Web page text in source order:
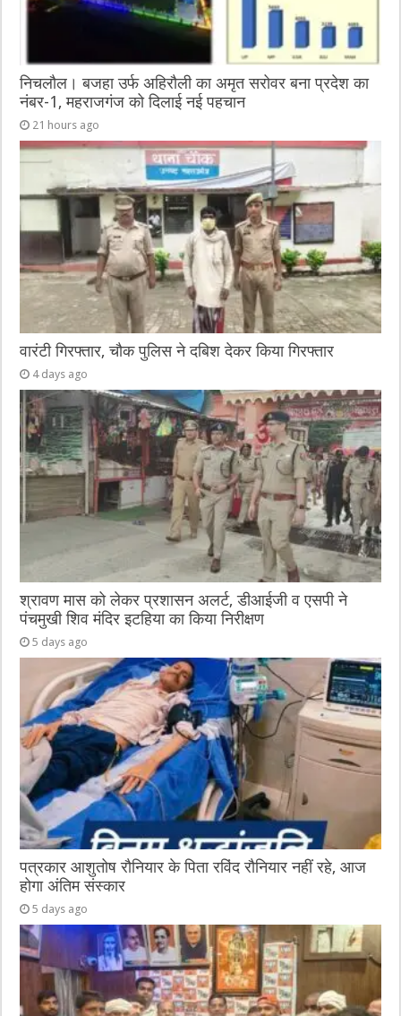
निचलौल। बजहा उर्फ अहिरौली का अमृत सरोवर बना प्रदेश का
नंबर-1, महराजगंज को दिलाई नई पहचान
21 hours ago
वारंटी गिरफ्तार, चौक पुलिस ने दबिश देकर किया गिरफ्तार
4 days ago
श्रावण मास को लेकर प्रशासन अलर्ट, डीआईजी व एसपी ने
पंचमुखी शिव मंदिर इटहिया का किया निरीक्षण
5 days ago
पत्रकार आशुतोष रौनियार के पिता रविंद रौनियार नहीं रहे, आज
होगा अंतिम संस्कार
5 days ago